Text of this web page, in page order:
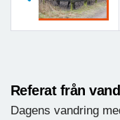
Referat från
Dagens vandring